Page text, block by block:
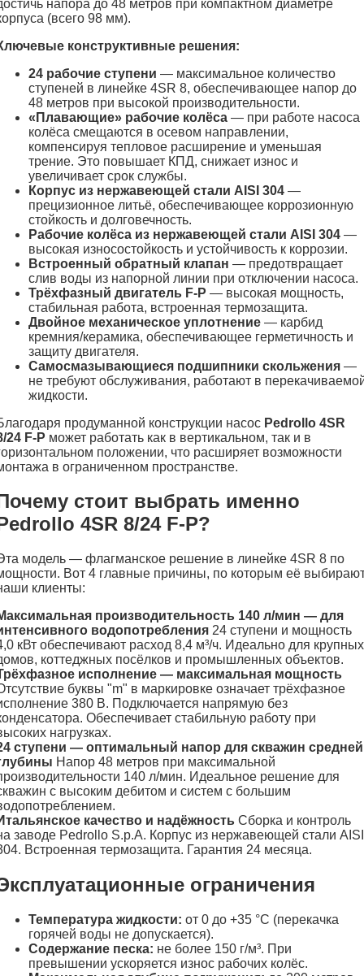
напора до 48 метров при компактном диаметре
(всего 98 мм).
конструктивные решения:
24 рабочие ступени — максимальное количество
ступеней в линейке 4SR 8, обеспечивающее напор до
48 метров при высокой производительности.
«Плавающие» рабочие колёса — при работе насоса
колёса смещаются в осевом направлении,
компенсируя тепловое расширение и уменьшая
трение. Это повышает КПД, снижает износ и
увеличивает срок службы.
Корпус из нержавеющей стали AISI 304 —
прецизионное литьё, обеспечивающее коррозионную
стойкость и долговечность.
Рабочие колёса из нержавеющей стали AISI 304 —
высокая износостойкость и устойчивость к коррозии.
Встроенный обратный клапан — предотвращает
слив воды из напорной линии при отключении насоса.
Трёхфазный двигатель F-P — высокая мощность,
стабильная работа, встроенная термозащита.
Двойное механическое уплотнение — карбид
кремния/керамика, обеспечивающее герметичность и
защиту двигателя.
Самосмазывающиеся подшипники скольжения —
не требуют обслуживания, работают в
жидкости.
продуманной конструкции насос Pedrollo 4SR
24 F-P может работать как в вертикальном, так и в
положении, что расширяет возможности
в ограниченном пространстве.
стоит выбрать именно
4SR 8/24 F-P?
модель — флагманское решение в линейке 4SR 8 по
Вот 4 главные причины, по которым её
клиенты:
производительность 140 л/мин — для
водопотребления 24 ступени и мощность
кВт обеспечивают расход 8,4 м³/ч. Идеально для крупных
коттеджных посёлков и промышленных объектов.
исполнение — максимальная мощность
буквы "m" в маркировке означает трёхфазное
380 В. Подключается напрямую без
Обеспечивает стабильную работу при
нагрузках.
ступени — оптимальный напор для скважин средней
Напор 48 метров при максимальной
140 л/мин. Идеальное решение для
с высоким дебитом и систем с большим
качество и надёжность Сборка и контроль
заводе Pedrollo S.p.A. Корпус из нержавеющей стали AISI
Встроенная термозащита. Гарантия 24 месяца.
ограничения
Температура жидкости: от 0 до +35 °C (перекачка
горячей воды не допускается).
Содержание песка: не более 150 г/м³. При
превышении ускоряется износ рабочих колёс.